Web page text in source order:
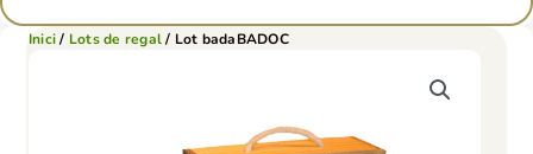
Inici/ Lots de regal/ Lot badaBADOC